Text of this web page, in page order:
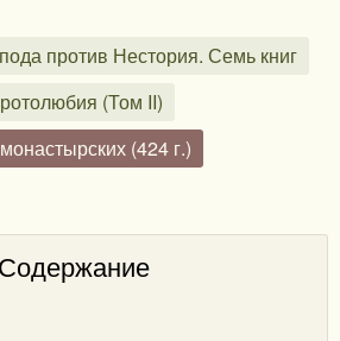
против Нестория. Семь книг
(Том II)
(424 г.)
Содержание